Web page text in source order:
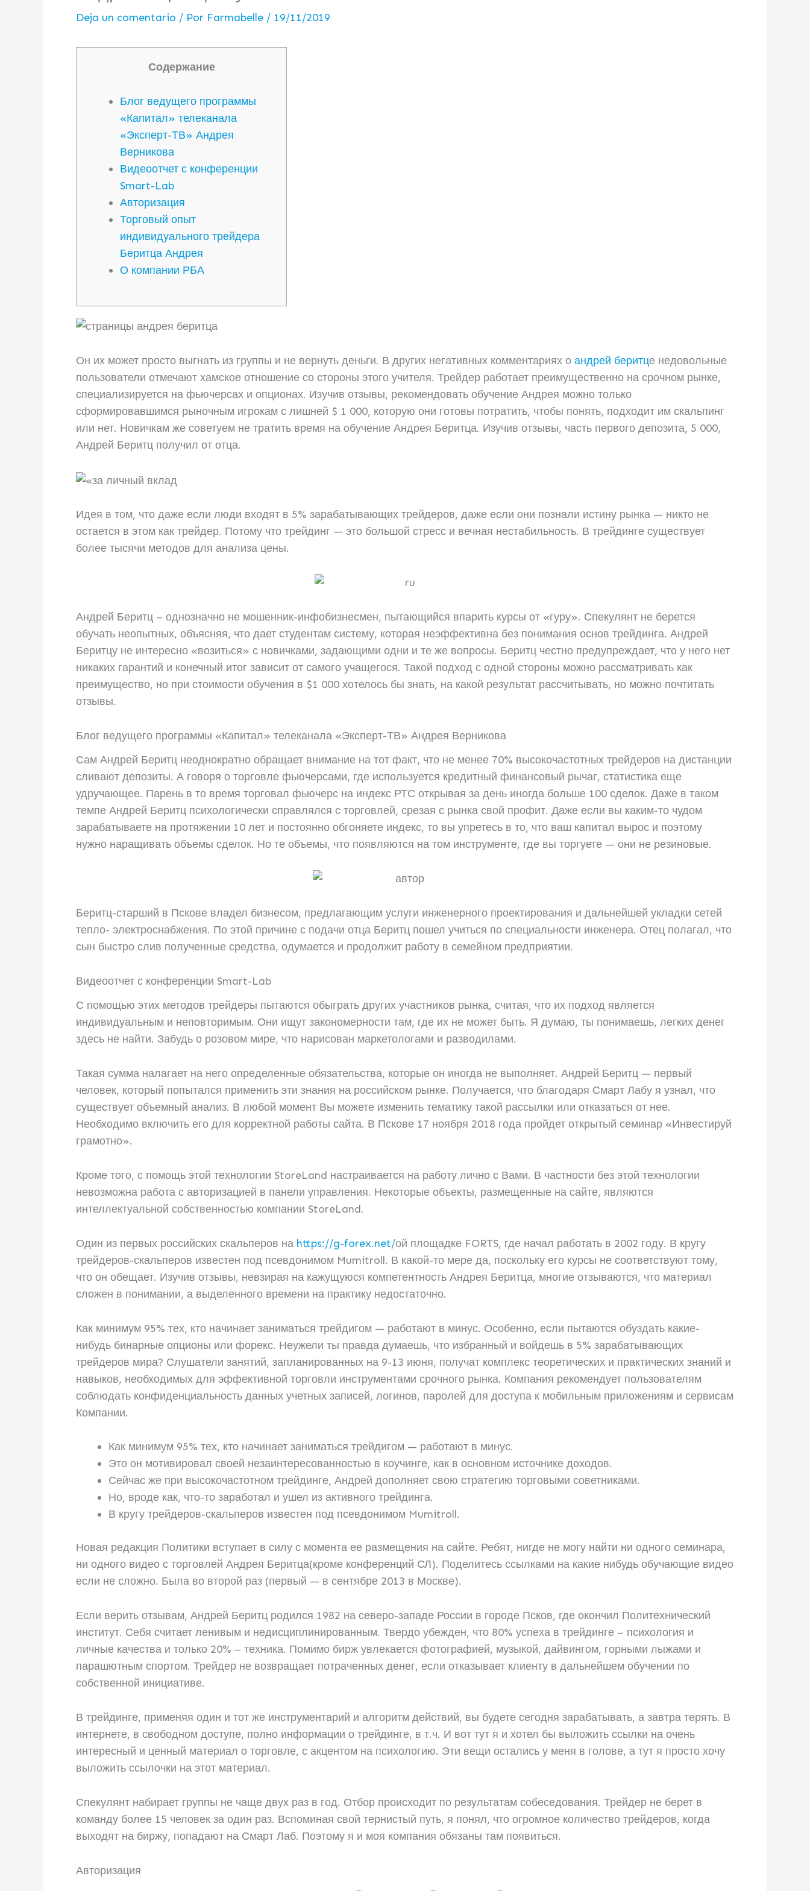
Deja un comentario / Por Farmabelle / 19/11/2019
Содержание
Блог ведущего программы
«Капитал» телеканала
«Эксперт-ТВ» Андрея
Верникова
Видеоотчет с конференции
Smart-Lab
Авторизация
Торговый опыт
индивидуального трейдера
Беритца Андрея
О компании РБА
Он их может просто выгнать из группы и не вернуть деньги. В других негативных комментариях о андрей беритце недовольные
пользователи отмечают хамское отношение со стороны этого учителя. Трейдер работает преимущественно на срочном рынке,
специализируется на фьючерсах и опционах. Изучив отзывы, рекомендовать обучение Андрея можно только
сформировавшимся рыночным игрокам с лишней $ 1 000, которую они готовы потратить, чтобы понять, подходит им скальпинг
или нет. Новичкам же советуем не тратить время на обучение Андрея Беритца. Изучив отзывы, часть первого депозита, 5 000,
Андрей Беритц получил от отца.
Идея в том, что даже если люди входят в 5% зарабатывающих трейдеров, даже если они познали истину рынка — никто не
остается в этом как трейдер. Потому что трейдинг — это большой стресс и вечная нестабильность. В трейдинге существует
более тысячи методов для анализа цены.
Андрей Беритц – однозначно не мошенник-инфобизнесмен, пытающийся впарить курсы от «гуру». Спекулянт не берется
обучать неопытных, объясняя, что дает студентам систему, которая неэффективна без понимания основ трейдинга. Андрей
Беритцу не интересно «возиться» с новичками, задающими одни и те же вопросы. Беритц честно предупреждает, что у него нет
никаких гарантий и конечный итог зависит от самого учащегося. Такой подход с одной стороны можно рассматривать как
преимущество, но при стоимости обучения в $1 000 хотелось бы знать, на какой результат рассчитывать, но можно почтитать
отзывы.
Блог ведущего программы «Капитал» телеканала «Эксперт-ТВ» Андрея Верникова
Сам Андрей Беритц неоднократно обращает внимание на тот факт, что не менее 70% высокочастотных трейдеров на дистанции
сливают депозиты. А говоря о торговле фьючерсами, где используется кредитный финансовый рычаг, статистика еще
удручающее. Парень в то время торговал фьючерс на индекс РТС открывая за день иногда больше 100 сделок. Даже в таком
темпе Андрей Беритц психологически справлялся с торговлей, срезая с рынка свой профит. Даже если вы каким-то чудом
зарабатываете на протяжении 10 лет и постоянно обгоняете индекс, то вы упретесь в то, что ваш капитал вырос и поэтому
нужно наращивать объемы сделок. Но те объемы, что появляются на том инструменте, где вы торгуете — они не резиновые.
Беритц-старший в Пскове владел бизнесом, предлагающим услуги инженерного проектирования и дальнейшей укладки сетей
тепло- электроснабжения. По этой причине с подачи отца Беритц пошел учиться по специальности инженера. Отец полагал, что
сын быстро слив полученные средства, одумается и продолжит работу в семейном предприятии.
Видеоотчет с конференции Smart-Lab
С помощью этих методов трейдеры пытаются обыграть других участников рынка, считая, что их подход является
индивидуальным и неповторимым. Они ищут закономерности там, где их не может быть. Я думаю, ты понимаешь, легких денег
здесь не найти. Забудь о розовом мире, что нарисован маркетологами и разводилами.
Такая сумма налагает на него определенные обязательства, которые он иногда не выполняет. Андрей Беритц — первый
человек, который попытался применить эти знания на российском рынке. Получается, что благодаря Смарт Лабу я узнал, что
существует объемный анализ. В любой момент Вы можете изменить тематику такой рассылки или отказаться от нее.
Необходимо включить его для корректной работы сайта. В Пскове 17 ноября 2018 года пройдет открытый семинар «Инвестируй
грамотно».
Кроме того, с помощь этой технологии StoreLand настраивается на работу лично с Вами. В частности без этой технологии
невозможна работа с авторизацией в панели управления. Некоторые объекты, размещенные на сайте, являются
интеллектуальной собственностью компании StoreLand.
Один из первых российских скальперов на https://g-forex.net/ой площадке FORTS, где начал работать в 2002 году. В кругу
трейдеров-скальперов известен под псевдонимом Mumitroll. В какой-то мере да, поскольку его курсы не соответствуют тому,
что он обещает. Изучив отзывы, невзирая на кажущуюся компетентность Андрея Беритца, многие отзываются, что материал
сложен в понимании, а выделенного времени на практику недостаточно.
Как минимум 95% тех, кто начинает заниматься трейдигом — работают в минус. Особенно, если пытаются обуздать какие-
нибудь бинарные опционы или форекс. Неужели ты правда думаешь, что избранный и войдешь в 5% зарабатывающих
трейдеров мира? Слушатели занятий, запланированных на 9-13 июня, получат комплекс теоретических и практических знаний и
навыков, необходимых для эффективной торговли инструментами срочного рынка. Компания рекомендует пользователям
соблюдать конфиденциальность данных учетных записей, логинов, паролей для доступа к мобильным приложениям и сервисам
Компании.
Как минимум 95% тех, кто начинает заниматься трейдигом — работают в минус.
Это он мотивировал своей незаинтересованностью в коучинге, как в основном источнике доходов.
Сейчас же при высокочастотном трейдинге, Андрей дополняет свою стратегию торговыми советниками.
Но, вроде как, что-то заработал и ушел из активного трейдинга.
В кругу трейдеров-скальперов известен под псевдонимом Mumitroll.
Новая редакция Политики вступает в силу с момента ее размещения на сайте. Ребят, нигде не могу найти ни одного семинара,
ни одного видео с торговлей Андрея Беритца(кроме конференций СЛ). Поделитесь ссылками на какие нибудь обучающие видео
если не сложно. Была во второй раз (первый — в сентябре 2013 в Москве).
Если верить отзывам, Андрей Беритц родился 1982 на северо-западе России в городе Псков, где окончил Политехнический
институт. Себя считает ленивым и недисциплинированным. Твердо убежден, что 80% успеха в трейдинге – психология и
личные качества и только 20% – техника. Помимо бирж увлекается фотографией, музыкой, дайвингом, горными лыжами и
парашютным спортом. Трейдер не возвращает потраченных денег, если отказывает клиенту в дальнейшем обучении по
собственной инициативе.
В трейдинге, применяя один и тот же инструментарий и алгоритм действий, вы будете сегодня зарабатывать, а завтра терять. В
интернете, в свободном доступе, полно информации о трейдинге, в т.ч. И вот тут я и хотел бы выложить ссылки на очень
интересный и ценный материал о торговле, с акцентом на психологию. Эти вещи остались у меня в голове, а тут я просто хочу
выложить ссылочки на этот материал.
Спекулянт набирает группы не чаще двух раз в год. Отбор происходит по результатам собеседования. Трейдер не берет в
команду более 15 человек за один раз. Вспоминая свой тернистый путь, я понял, что огромное количество трейдеров, когда
выходят на биржу, попадают на Смарт Лаб. Поэтому я и моя компания обязаны там появиться.
Авторизация